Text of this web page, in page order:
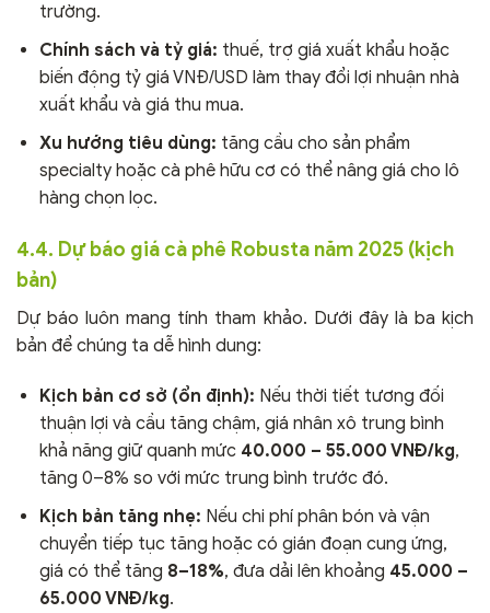
trường.
Chính sách và tỷ giá: thuế, trợ giá xuất khẩu hoặc
biến động tỷ giá VNĐ/USD làm thay đổi lợi nhuận nhà
xuất khẩu và giá thu mua.
Xu hướng tiêu dùng: tăng cầu cho sản phẩm
specialty hoặc cà phê hữu cơ có thể nâng giá cho lô
hàng chọn lọc.
4.4. Dự báo giá cà phê Robusta năm 2025 (kịch
bản)
Dự báo luôn mang tính tham khảo. Dưới đây là ba kịch
bản để chúng ta dễ hình dung:
Kịch bản cơ sở (ổn định): Nếu thời tiết tương đối
thuận lợi và cầu tăng chậm, giá nhân xô trung bình
khả năng giữ quanh mức 40.000 – 55.000 VNĐ/kg,
tăng 0–8% so với mức trung bình trước đó.
Kịch bản tăng nhẹ: Nếu chi phí phân bón và vận
chuyển tiếp tục tăng hoặc có gián đoạn cung ứng,
giá có thể tăng 8–18%, đưa dải lên khoảng 45.000 –
65.000 VNĐ/kg.